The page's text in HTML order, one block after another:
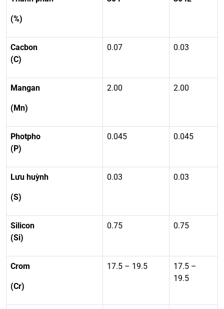
(%)
Cacbon
(C)
0.07 0.03
Mangan
(Mn)
2.00 2.00
Photpho
(P)
0.045 0.045
Lưu huỳnh
(S)
0.03 0.03
Silicon
(Si)
0.75 0.75
Crom
(Cr)
17.5 – 19.5
17.5 –
19.5